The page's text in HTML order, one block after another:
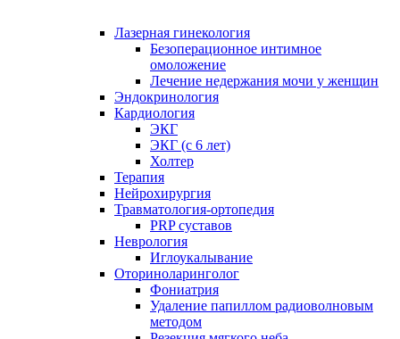
Лазерная гинекология
Безоперационное интимное
омоложение
Лечение недержания мочи у женщин
Эндокринология
Кардиология
ЭКГ
ЭКГ (с 6 лет)
Холтер
Терапия
Нейрохирургия
Травматология-ортопедия
PRP суставов
Неврология
Иглоукалывание
Оториноларинголог
Фониатрия
Удаление папиллом радиоволновым
методом